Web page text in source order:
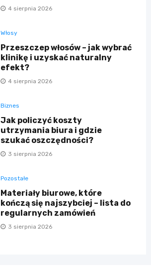
4 sierpnia 2026
Włosy
Przeszczep włosów – jak wybrać
klinikę i uzyskać naturalny
efekt?
4 sierpnia 2026
Biznes
Jak policzyć koszty
utrzymania biura i gdzie
szukać oszczędności?
3 sierpnia 2026
Pozostałe
Materiały biurowe, które
kończą się najszybciej – lista do
regularnych zamówień
3 sierpnia 2026